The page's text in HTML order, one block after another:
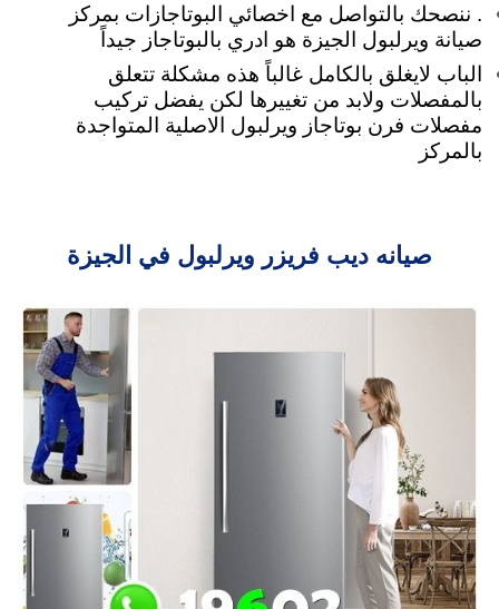
. ننصحك بالتواصل مع اخصائي البوتاجازات بمركز
صيانة ويرلبول الجيزة هو ادري بالبوتاجاز جيداً
الباب لايغلق بالكامل غالباً هذه مشكلة تتعلق
بالمفصلات ولابد من تغييرها لكن يفضل تركيب
مفصلات فرن بوتاجاز ويرلبول الاصلية المتواجدة
بالمركز
صيانه ديب فريزر ويرلبول في الجيزة